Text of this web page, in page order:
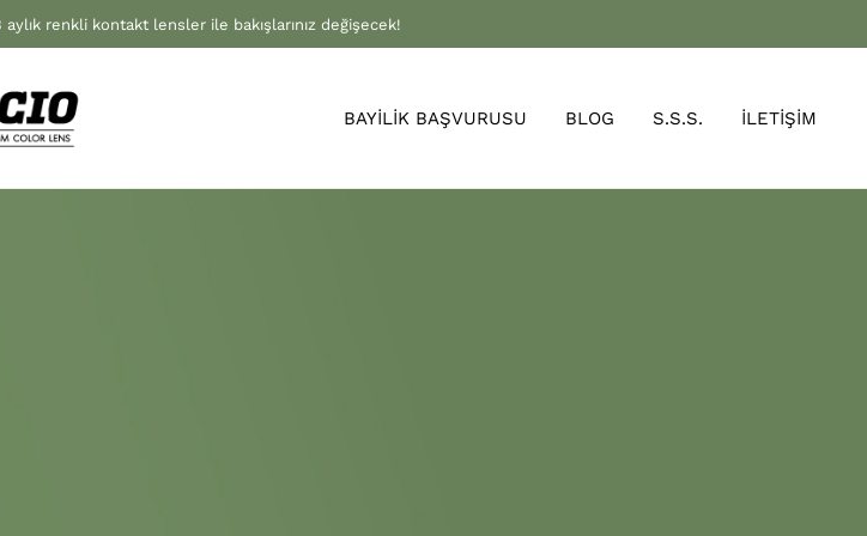
aylık renkli kontakt lensler ile bakışlarınız değişecek!
BAYİLİK BAŞVURUSU BLOG S.S.S. İLETİŞİM